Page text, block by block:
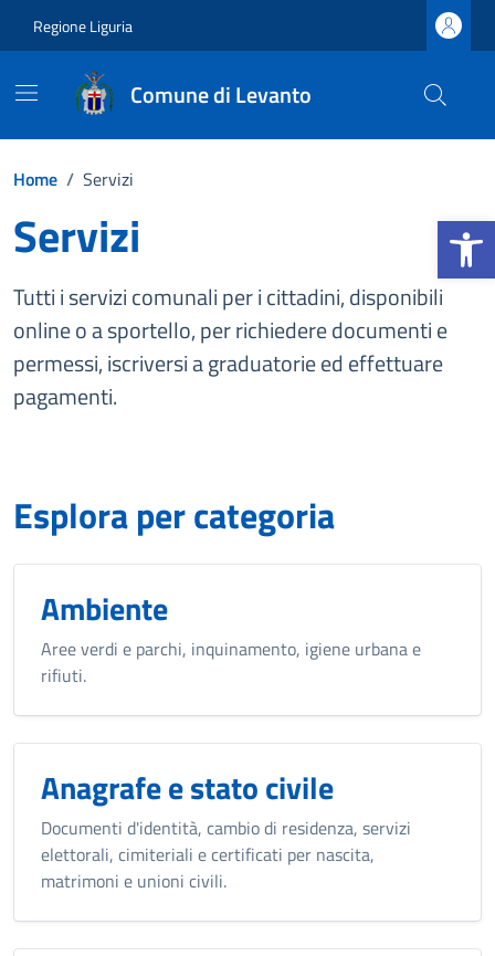
Apri la
Regione Liguria
Comune di Levanto
Home / Servizi
Servizi
Tutti i servizi comunali per i cittadini, disponibili
online o a sportello, per richiedere documenti e
permessi, iscriversi a graduatorie ed effettuare
pagamenti.
Esplora per categoria
Ambiente
Aree verdi e parchi, inquinamento, igiene urbana e
rifiuti.
Anagrafe e stato civile
Documenti d'identità, cambio di residenza, servizi
elettorali, cimiteriali e certificati per nascita,
matrimoni e unioni civili.